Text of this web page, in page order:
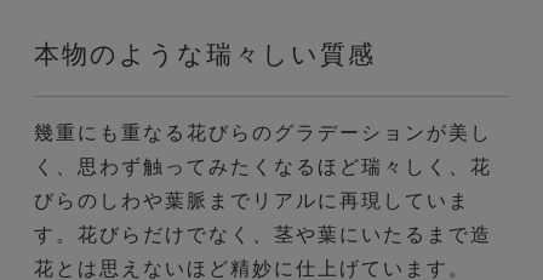
本物のような瑞々しい質感
幾重にも重なる花びらのグラデーションが美し
く、思わず触ってみたくなるほど瑞々しく、花
びらのしわや葉脈までリアルに再現していま
す。花びらだけでなく、茎や葉にいたるまで造
花とは思えないほど精妙に仕上げています。